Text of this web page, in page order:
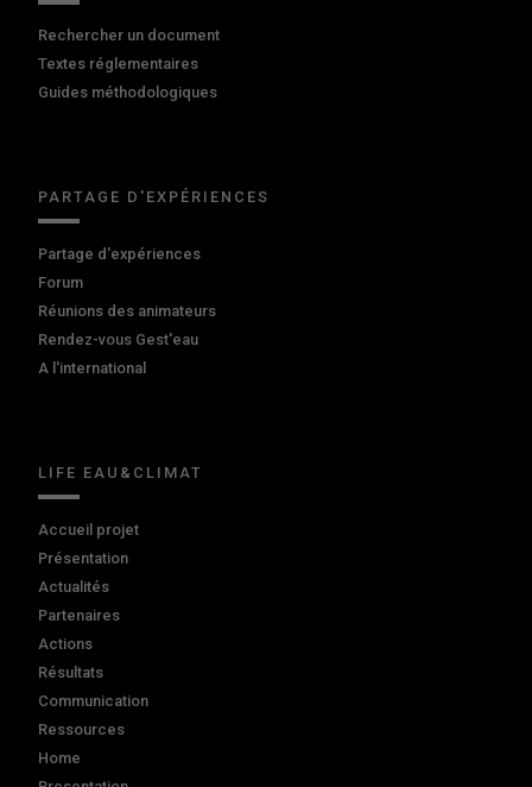
Rechercher un document
Textes réglementaires
Guides méthodologiques
PARTAGE D'EXPÉRIENCES
Partage d'expériences
Forum
Réunions des animateurs
Rendez-vous Gest'eau
A l'international
LIFE EAU&CLIMAT
Accueil projet
Présentation
Actualités
Partenaires
Actions
Résultats
Communication
Ressources
Home